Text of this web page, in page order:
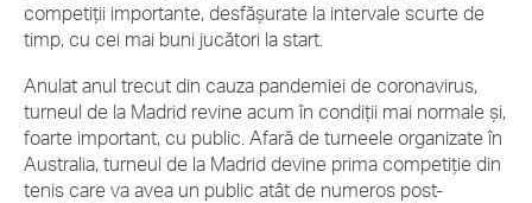
competiții importante, desfășurate la intervale scurte de
timp, cu cei mai buni jucători la start.
Anulat anul trecut din cauza pandemiei de coronavirus,
turneul de la Madrid revine acum în condiții mai normale și,
foarte important, cu public. Afară de turneele organizate în
Australia, turneul de la Madrid devine prima competiție din
tenis care va avea un public atât de numeros post-